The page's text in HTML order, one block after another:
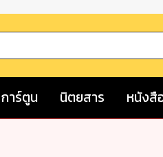
การ์ตูน นิตยสาร หนัง